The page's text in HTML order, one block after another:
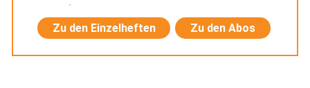
Zu den Einzelheften Zu den Abos